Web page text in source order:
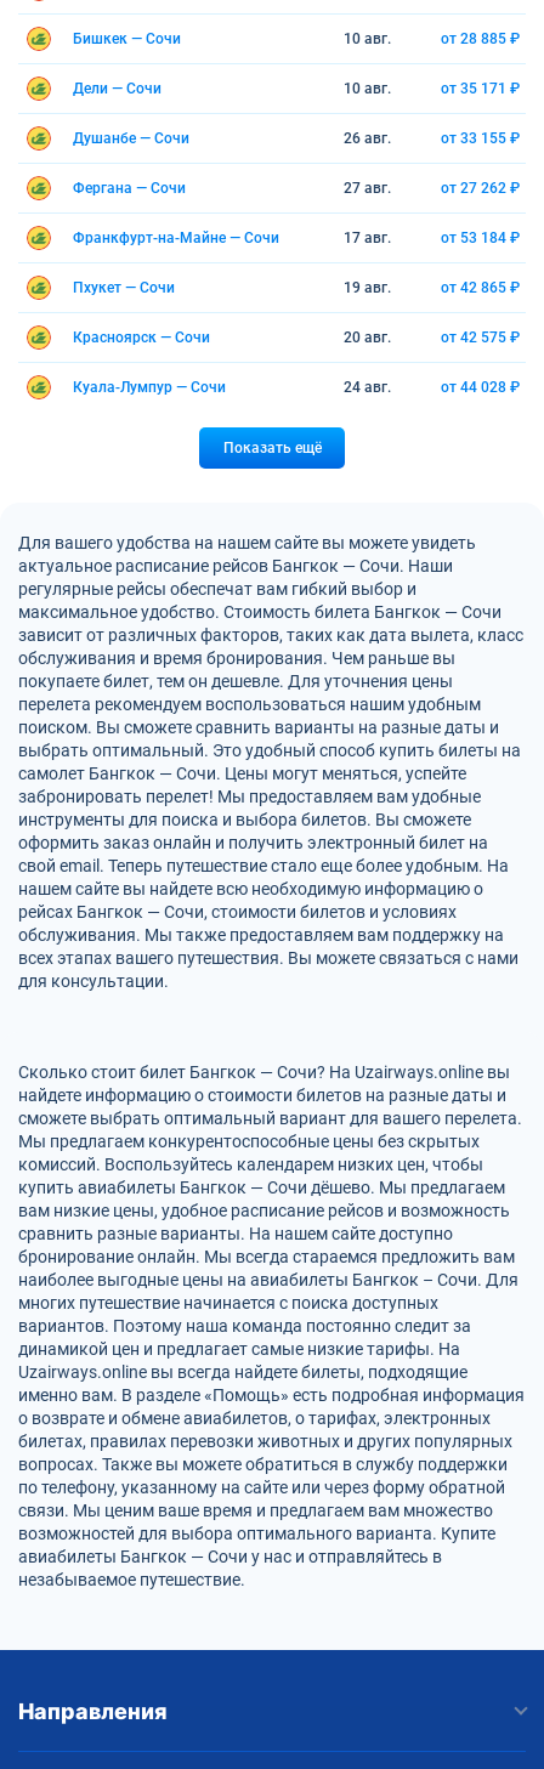
Бишкек — Сочи 10 авг. от 28 885 ₽
Дели — Сочи 10 авг. от 35 171 ₽
Душанбе — Сочи 26 авг. от 33 155 ₽
Фергана — Сочи 27 авг. от 27 262 ₽
Франкфурт-на-Майне — Сочи 17 авг. от 53 184 ₽
Пхукет — Сочи 19 авг. от 42 865 ₽
Красноярск — Сочи 20 авг. от 42 575 ₽
Куала-Лумпур — Сочи 24 авг. от 44 028 ₽
Показать ещё
Для вашего удобства на нашем сайте вы можете увидеть
актуальное расписание рейсов Бангкок — Сочи. Наши
регулярные рейсы обеспечат вам гибкий выбор и
максимальное удобство. Стоимость билета Бангкок — Сочи
зависит от различных факторов, таких как дата вылета, класс
обслуживания и время бронирования. Чем раньше вы
покупаете билет, тем он дешевле. Для уточнения цены
перелета рекомендуем воспользоваться нашим удобным
поиском. Вы сможете сравнить варианты на разные даты и
выбрать оптимальный. Это удобный способ купить билеты на
самолет Бангкок — Сочи. Цены могут меняться, успейте
забронировать перелет! Мы предоставляем вам удобные
инструменты для поиска и выбора билетов. Вы сможете
оформить заказ онлайн и получить электронный билет на
свой email. Теперь путешествие стало еще более удобным. На
нашем сайте вы найдете всю необходимую информацию о
рейсах Бангкок — Сочи, стоимости билетов и условиях
обслуживания. Мы также предоставляем вам поддержку на
всех этапах вашего путешествия. Вы можете связаться с нами
для консультации.
Сколько стоит билет Бангкок — Сочи? На Uzairways.online вы
найдете информацию о стоимости билетов на разные даты и
сможете выбрать оптимальный вариант для вашего перелета.
Мы предлагаем конкурентоспособные цены без скрытых
комиссий. Воспользуйтесь календарем низких цен, чтобы
купить авиабилеты Бангкок — Сочи дёшево. Мы предлагаем
вам низкие цены, удобное расписание рейсов и возможность
сравнить разные варианты. На нашем сайте доступно
бронирование онлайн. Мы всегда стараемся предложить вам
наиболее выгодные цены на авиабилеты Бангкок – Сочи. Для
многих путешествие начинается с поиска доступных
вариантов. Поэтому наша команда постоянно следит за
динамикой цен и предлагает самые низкие тарифы. На
Uzairways.online вы всегда найдете билеты, подходящие
именно вам. В разделе «Помощь» есть подробная информация
о возврате и обмене авиабилетов, о тарифах, электронных
билетах, правилах перевозки животных и других популярных
вопросах. Также вы можете обратиться в службу поддержки
по телефону, указанному на сайте или через форму обратной
связи. Мы ценим ваше время и предлагаем вам множество
возможностей для выбора оптимального варианта. Купите
авиабилеты Бангкок — Сочи у нас и отправляйтесь в
незабываемое путешествие.
Направления